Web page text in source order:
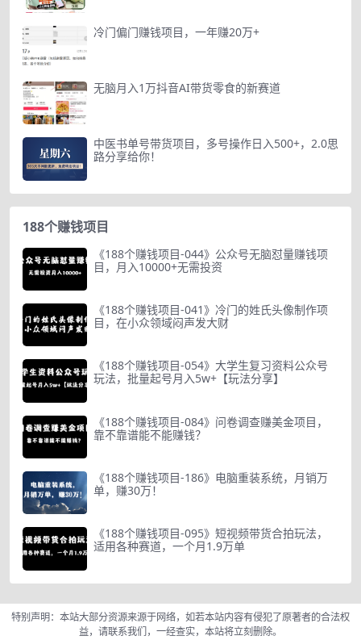
冷门偏门赚钱项目，一年赚20万+
无脑月入1万抖音AI带货零食的新赛道
中医书单号带货项目，多号操作日入500+，2.0思
路分享给你！
188个赚钱项目
《188个赚钱项目-044》公众号无脑怼量赚钱项
目，月入10000+无需投资
《188个赚钱项目-041》冷门的姓氏头像制作项
目，在小众领域闷声发大财
《188个赚钱项目-054》大学生复习资料公众号
玩法，批量起号月入5w+【玩法分享】
《188个赚钱项目-084》问卷调查赚美金项目，
靠不靠谱能不能赚钱？
《188个赚钱项目-186》电脑重装系统，月销万
单，赚30万！
《188个赚钱项目-095》短视频带货合拍玩法，
适用各种赛道，一个月1.9万单
特别声明：本站大部分资源来源于网络，如若本站内容有侵犯了原著者的合法权
益，请联系我们，一经查实，本站将立刻删除。